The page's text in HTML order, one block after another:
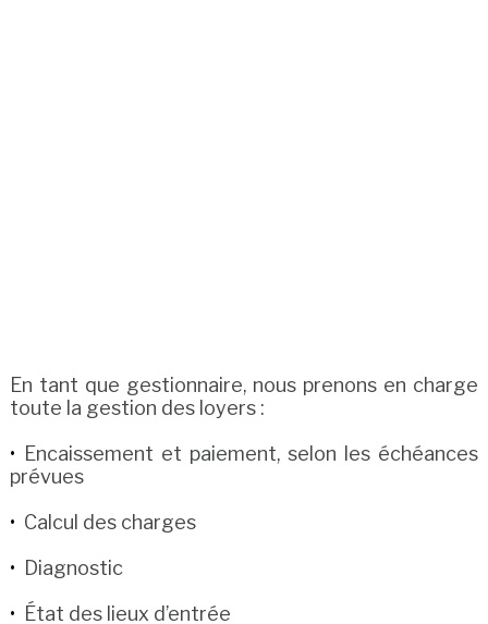
En tant que gestionnaire, nous prenons en charge
toute la gestion des loyers :
Encaissement et paiement, selon les échéances
prévues
Calcul des charges
Diagnostic
État des lieux d’entrée